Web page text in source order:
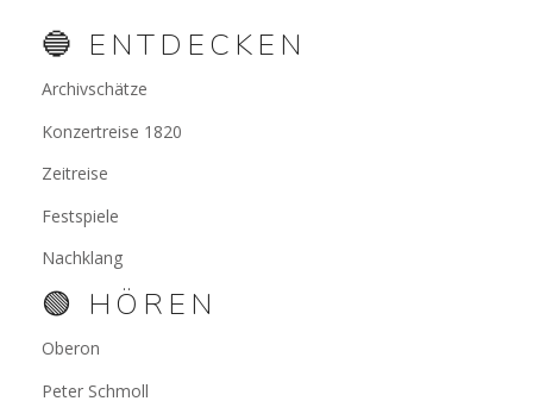
🔵 ENTDECKEN
Archivschätze
Konzertreise 1820
Zeitreise
Festspiele
Nachklang
🟢 HÖREN
Oberon
Peter Schmoll